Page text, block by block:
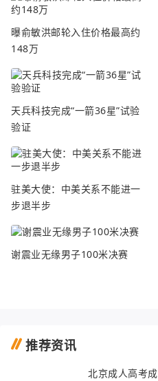
曝俞敏洪邮轮入住价格最高约
148万
天兵科技完成“一箭36星”试验
验证
驻美大使：中美关系不能进一
步退半步
谢震业无缘男子100米决赛
推荐资讯
北京成人高考